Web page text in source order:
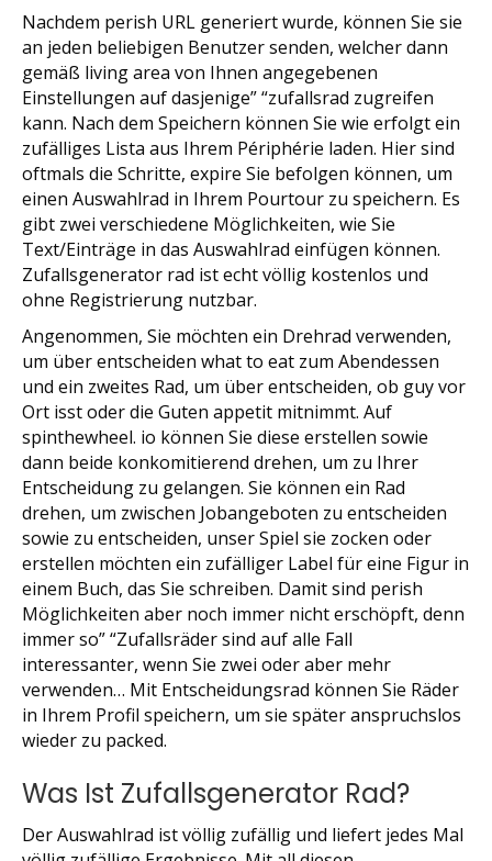
Nachdem perish URL generiert wurde, können Sie sie
an jeden beliebigen Benutzer senden, welcher dann
gemäß living area von Ihnen angegebenen
Einstellungen auf dasjenige” “zufallsrad zugreifen
kann. Nach dem Speichern können Sie wie erfolgt ein
zufälliges Lista aus Ihrem Périphérie laden. Hier sind
oftmals die Schritte, expire Sie befolgen können, um
einen Auswahlrad in Ihrem Pourtour zu speichern. Es
gibt zwei verschiedene Möglichkeiten, wie Sie
Text/Einträge in das Auswahlrad einfügen können.
Zufallsgenerator rad ist echt völlig kostenlos und
ohne Registrierung nutzbar.
Angenommen, Sie möchten ein Drehrad verwenden,
um über entscheiden what to eat zum Abendessen
und ein zweites Rad, um über entscheiden, ob guy vor
Ort isst oder die Guten appetit mitnimmt. Auf
spinthewheel. io können Sie diese erstellen sowie
dann beide konkomitierend drehen, um zu Ihrer
Entscheidung zu gelangen. Sie können ein Rad
drehen, um zwischen Jobangeboten zu entscheiden
sowie zu entscheiden, unser Spiel sie zocken oder
erstellen möchten ein zufälliger Label für eine Figur in
einem Buch, das Sie schreiben. Damit sind perish
Möglichkeiten aber noch immer nicht erschöpft, denn
immer so” “Zufallsräder sind auf alle Fall
interessanter, wenn Sie zwei oder aber mehr
verwenden… Mit Entscheidungsrad können Sie Räder
in Ihrem Profil speichern, um sie später anspruchslos
wieder zu packed.
Was Ist Zufallsgenerator Rad?
Der Auswahlrad ist völlig zufällig und liefert jedes Mal